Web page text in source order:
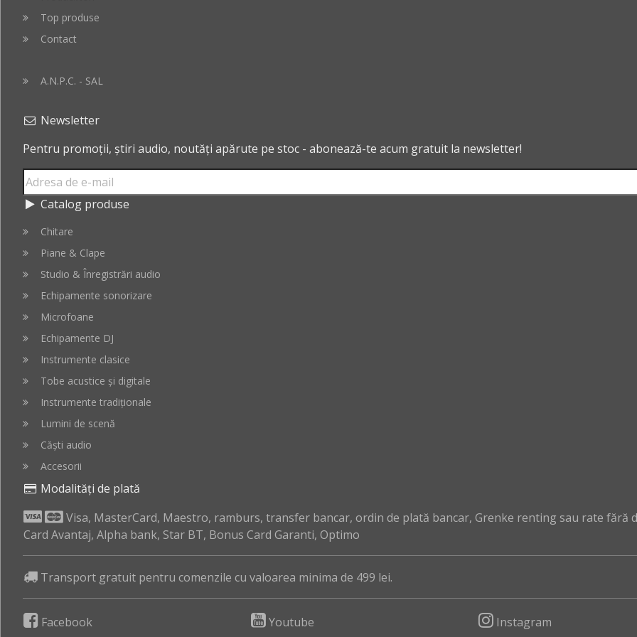
Top produse
Contact
A.N.P.C. - SAL
Newsletter
Pentru promoții, știri audio, noutăți apărute pe stoc - abonează-te acum gratuit la newsletter!
Catalog produse
Chitare
Piane & Clape
Studio & Înregistrări audio
Echipamente sonorizare
Microfoane
Echipamente DJ
Instrumente clasice
Tobe acustice și digitale
Instrumente tradiționale
Lumini de scenă
Căști audio
Accesorii
Modalități de plată
Visa, MasterCard, Maestro, ramburs, transfer bancar, ordin de plată bancar, Grenke renting sau rate fără
Card Avantaj, Alpha bank, Star BT, Bonus Card Garanti, Optimo
Transport gratuit pentru comenzile cu valoarea minima de 499 lei.
Facebook Youtube Instagram